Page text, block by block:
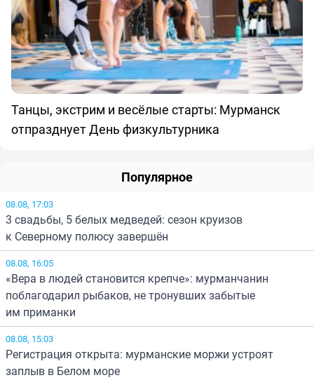
Танцы, экстрим и весёлые старты: Мурманск
отпразднует День физкультурника
Популярное
08.08, 17:03
3 свадьбы, 5 белых медведей: сезон круизов
к Северному полюсу завершён
08.08, 16:05
«Вера в людей становится крепче»: мурманчанин
поблагодарил рыбаков, не тронувших забытые
им приманки
08.08, 15:03
Регистрация открыта: мурманские моржи устроят
заплыв в Белом море